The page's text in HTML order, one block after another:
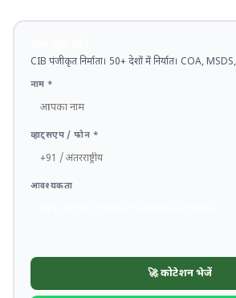
CIB पंजीकृत निर्माता। 50+ देशों में निर्यात। COA,
नाम *
व्हाट्सएप / फोन *
आवश्यकता
🚀 कोटेशन भेजें